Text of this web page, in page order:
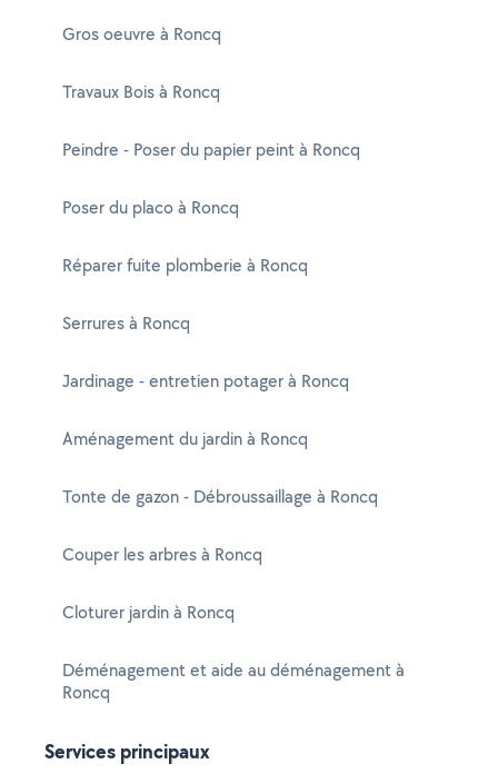
Gros oeuvre à Roncq
Travaux Bois à Roncq
Peindre - Poser du papier peint à Roncq
Poser du placo à Roncq
Réparer fuite plomberie à Roncq
Serrures à Roncq
Jardinage - entretien potager à Roncq
Aménagement du jardin à Roncq
Tonte de gazon - Débroussaillage à Roncq
Couper les arbres à Roncq
Cloturer jardin à Roncq
Déménagement et aide au déménagement à
Roncq
Services principaux